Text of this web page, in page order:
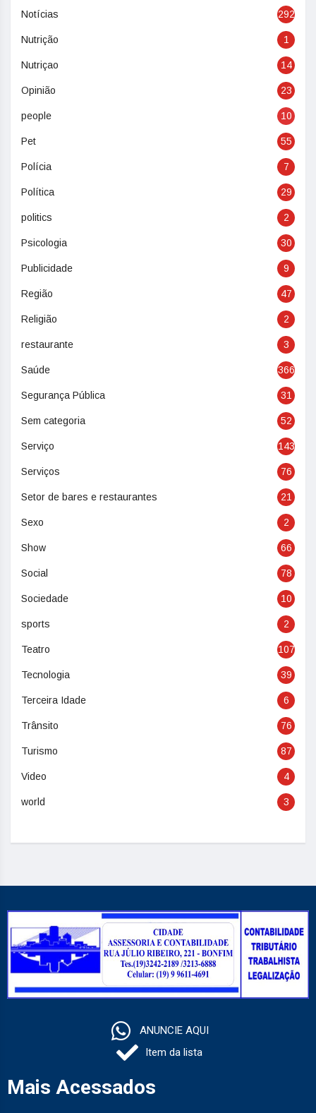
Notícias 292
Nutrição 1
Nutriçao 14
Opinião 23
people 10
Pet 55
Polícia 7
Política 29
politics 2
Psicologia 30
Publicidade 9
Região 47
Religião 2
restaurante 3
Saúde 366
Segurança Pública 31
Sem categoria 52
Serviço 143
Serviços 76
Setor de bares e restaurantes 21
Sexo 2
Show 66
Social 78
Sociedade 10
sports 2
Teatro 107
Tecnologia 39
Terceira Idade 6
Trânsito 76
Turismo 87
Video 4
world 3
ANUNCIE AQUI
Item da lista
Mais Acessados